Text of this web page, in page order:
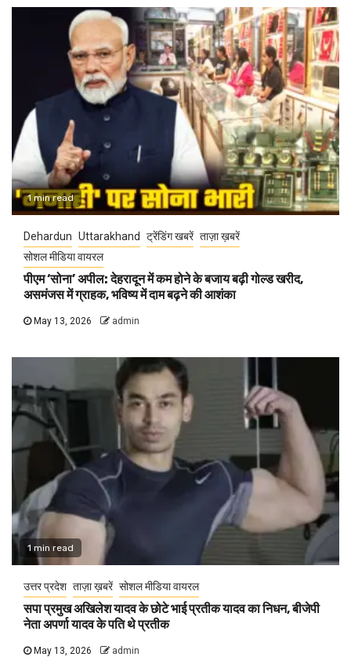
1 min read
Dehardun Uttarakhand ट्रेंडिंग खबरें ताज़ा ख़बरें
सोशल मीडिया वायरल
पीएम ‘सोना’ अपील: देहरादून में कम होने के बजाय बढ़ी गोल्ड खरीद,
असमंजस में ग्राहक, भविष्य में दाम बढ़ने की आशंका
May 13, 2026 admin
1 min read
उत्तर प्रदेश ताज़ा ख़बरें सोशल मीडिया वायरल
सपा प्रमुख अखिलेश यादव के छोटे भाई प्रतीक यादव का निधन, बीजेपी
नेता अपर्णा यादव के पति थे प्रतीक
May 13, 2026 admin